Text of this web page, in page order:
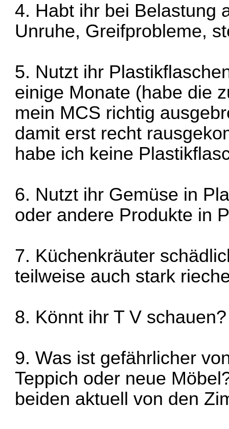
4. Habt ihr bei Belastung
Unruhe, Greifprobleme,
5. Nutzt ihr
einige Monate (habe die
mein MCS richtig
damit erst recht
habe ich keine
6. Nutzt ihr Gemüse in
oder andere Produkte in
7. Küchenkräuter
teilweise auch stark
8. Könnt ihr T V schauen?
9. Was ist gefährlicher
Teppich oder neue
beiden aktuell von den